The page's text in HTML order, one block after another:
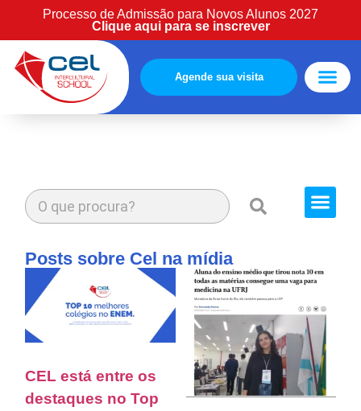
Processo de Admissão para Novos Alunos 2027
Clique aqui para se inscrever
Agende sua visita
Posts sobre Cel na mídia
CEL está entre os
destaques no Top